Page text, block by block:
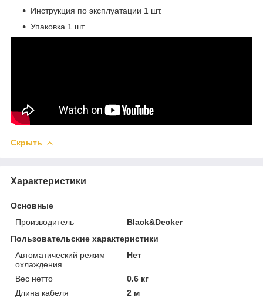
Инструкция по эксплуатации 1 шт.
Упаковка 1 шт.
Скрыть
Характеристики
Основные
Производитель
Black&Decker
Пользовательские характеристики
Автоматический режим
охлаждения
Нет
Вес нетто
0.6 кг
Длина кабеля
2 м